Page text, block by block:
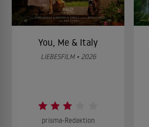
You, Me & Italy
LIEBESFILM • 2026
prisma-Redaktion